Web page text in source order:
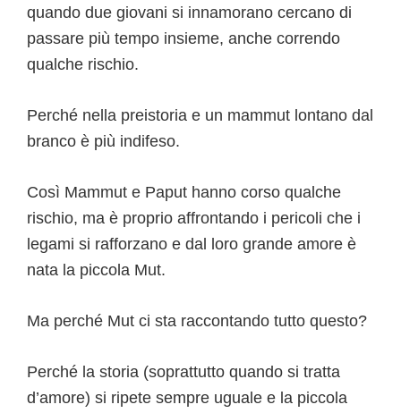
quando due giovani si innamorano cercano di
passare più tempo insieme, anche correndo
qualche rischio.
Perché nella preistoria e un mammut lontano dal
branco è più indifeso.
Così Mammut e Paput hanno corso qualche
rischio, ma è proprio affrontando i pericoli che i
legami si rafforzano e dal loro grande amore è
nata la piccola Mut.
Ma perché Mut ci sta raccontando tutto questo?
Perché la storia (soprattutto quando si tratta
d’amore) si ripete sempre uguale e la piccola